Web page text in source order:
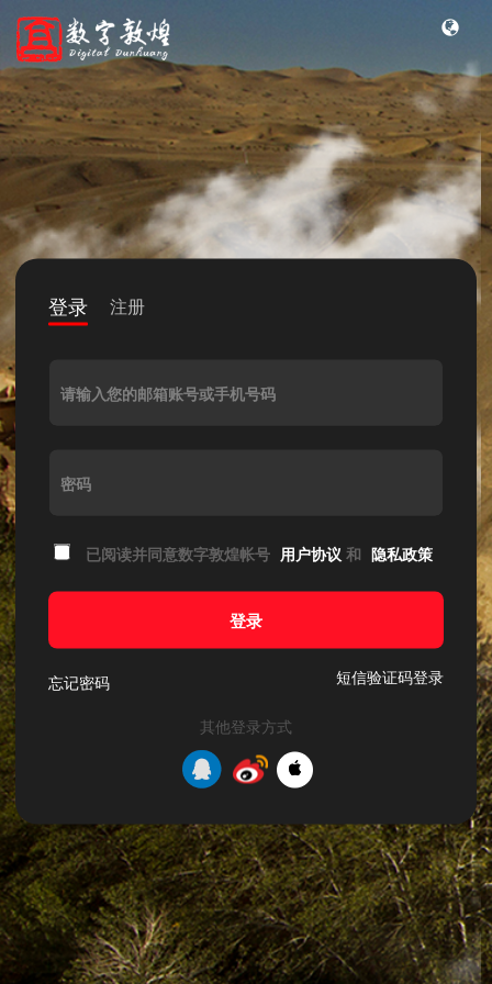
登录 注册
请输入您的邮箱账号或手机号码
密码
已阅读并同意数字敦煌帐号 用户协议 和 隐私政策
登录
忘记密码 短信验证码登录
其他登录方式